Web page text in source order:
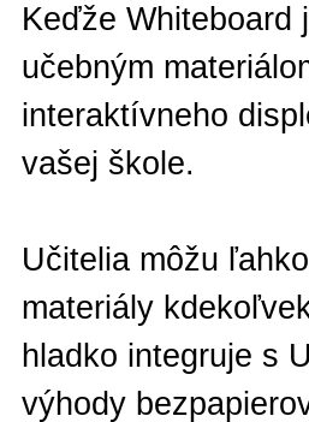
Keďže Whiteboard
učebným
interaktívneho
vašej škole.
Učitelia môžu
materiály
hladko integruje s
výhody